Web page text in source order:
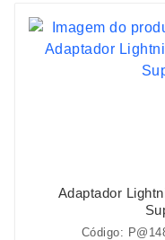
Adaptador
Código: